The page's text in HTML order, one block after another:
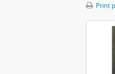
Print